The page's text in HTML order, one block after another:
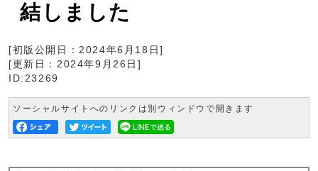
結しました
[初版公開日：2024年6月18日]
[更新日： 2024年9月26日 ]
ID:23269
ソーシャルサイトへのリンクは別ウィンドウで開きます